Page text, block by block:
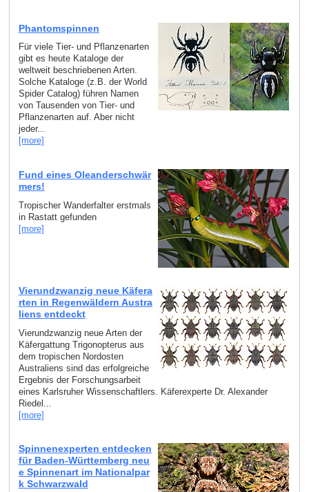
Phantomspinnen
Für viele Tier- und Pflanzenarten
gibt es heute Kataloge der
weltweit beschriebenen Arten.
Solche Kataloge (z.B. der World
Spider Catalog) führen Namen
von Tausenden von Tier- und
Pflanzenarten auf. Aber nicht
jeder...
[more]
Fund eines Oleanderschwär
mers!
Tropischer Wanderfalter erstmals
in Rastatt gefunden
[more]
Vierundzwanzig neue Käfera
rten in Regenwäldern Austra
liens entdeckt
Vierundzwanzig neue Arten der
Käfergattung Trigonopterus aus
dem tropischen Nordosten
Australiens sind das erfolgreiche
Ergebnis der Forschungsarbeit
eines Karlsruher Wissenschaftlers. Käferexperte Dr. Alexander
Riedel...
[more]
Spinnenexperten entdecken
für Baden-Württemberg neu
e Spinnenart im Nationalpar
k Schwarzwald